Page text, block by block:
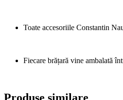
Toate accesoriile Constantin
Fiecare brățară vine ambalată
Produse similare